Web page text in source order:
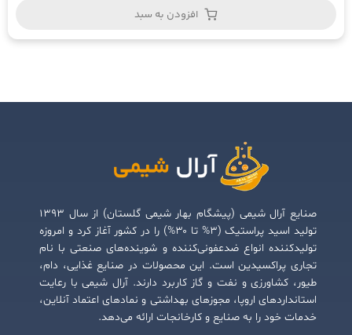
افزودن به سبد
صنایع آرال شیمی (پیشگام بهار شیمی گلستان) از سال ۱۳۹۳
تولید اسید پراستیک (۳% تا ۳۰%) را در کشور آغاز کرد و امروزه
تولیدکننده انواع ضدعفونی‌کننده و شوینده‌های صنعتی با نام
تجاری پراکسیدین است. این محصولات در صنایع غذایی، دام،
طیور، کشاورزی و نفت و گاز کاربرد دارند. آرال شیمی با رعایت
استانداردهای اروپا، مجوزهای بهداشتی و نمادهای اعتماد آنلاین،
خدمات خود را به صنایع و کارخانجات ارائه می‌دهد.